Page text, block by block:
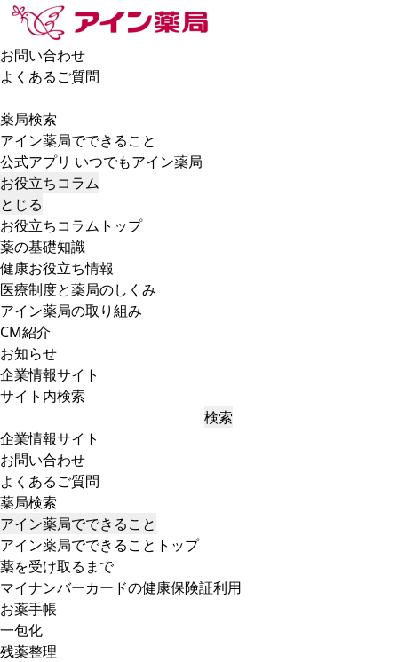
お問い合わせ
よくあるご質問
薬局検索
アイン薬局でできること
公式アプリ いつでもアイン薬局
お役立ちコラム
とじる
お役立ちコラムトップ
薬の基礎知識
健康お役立ち情報
医療制度と薬局のしくみ
アイン薬局の取り組み
CM紹介
お知らせ
企業情報サイト
サイト内検索
検索
企業情報サイト
お問い合わせ
よくあるご質問
薬局検索
アイン薬局でできること
アイン薬局でできることトップ
薬を受け取るまで
マイナンバーカードの健康保険証利用
お薬手帳
一包化
残薬整理